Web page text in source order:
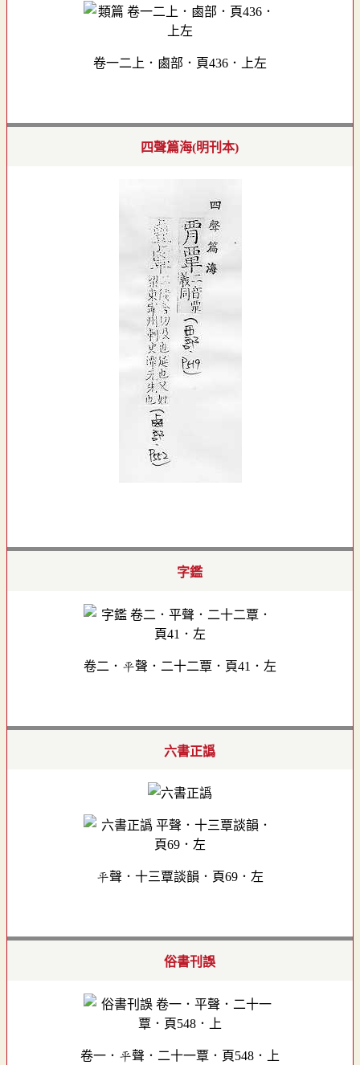
卷一二上．鹵部．頁436．上左
四聲篇海(明刊本)
字鑑
卷二．平聲．二十二覃．頁41．左
六書正譌
平聲．十三覃談韻．頁69．左
俗書刊誤
卷一．平聲．二十一覃．頁548．上